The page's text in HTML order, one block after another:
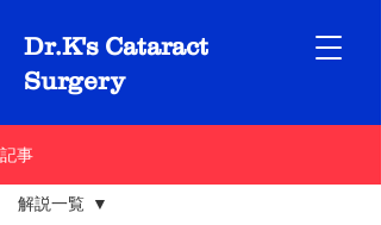
Dr.K's Cataract
Surgery
記事
解説一覧